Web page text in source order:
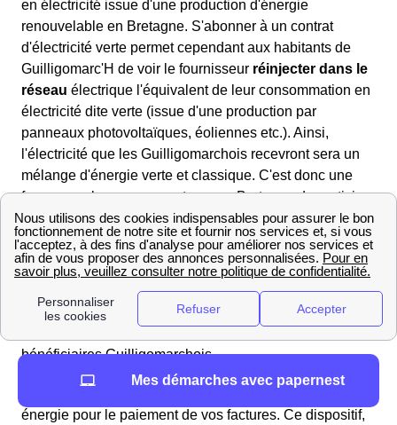
en électricité issue d'une production d'énergie
renouvelable en Bretagne. S'abonner à un contrat
d'électricité verte permet cependant aux habitants de
Guilligomarc'H de voir le fournisseur réinjecter dans le
réseau électrique l'équivalent de leur consommation en
électricité dite verte (issue d'une production par
panneaux photovoltaïques, éoliennes etc.). Ainsi,
l'électricité que les Guilligomarchois recevront sera un
mélange d'énergie verte et classique. C'est donc une
façon pour les consommateurs en Bretagne de participer
au financement du développement de sources
d'énergies renouvelables.
EDF et Chèques Énergie 2025 : Ce que vous devez
savoir à Guilligomarc'H
Les chèques énergie seront envoyés cette année à
bénéficiaires Guilligomarchois.
énergie pour le paiement de vos factures. Ce dispositif,
Mes démarches avec papernest